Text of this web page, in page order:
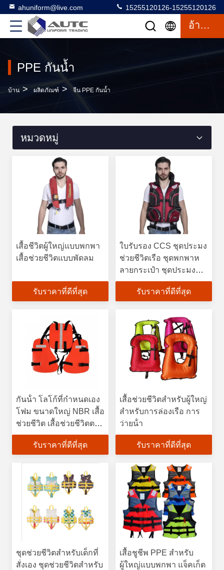
ahuniform@live.com 15255120126-15255120126
อ้างอิง
PPE กันน้ำ
บ้าน > ผลิตภัณฑ์ > จีน PPE กันน้ำ
หมวดหมู่
เสื้อชีวิตผู้ใหญ่แบบพกพา
เสื้อช่วยชีวิตแบบพัดลม
รับราคาที่ดีที่สุด
ใบรับรอง CCS ชุดประมง
ช่วยชีวิตเรือ ชุดพกพาห
ลายกระเป๋า ชุดประมงหิน
ถอดได้
รับราคาที่ดีที่สุด
กันน้ํา โลโก้ที่กําหนดเอง
โฟม ขนาดใหญ่ NBR เสื้อ
ช่วยชีวิต เสื้อช่วยชีวิตตก
ปลาทะเล เสื้อช่วยชีวิต
ผู้ใหญ่ เสื้อช่วยชีวิต
รับราคาที่ดีที่สุด
เสื้อช่วยชีวิตสําหรับผู้ใหญ่
สําหรับการล่องเรือ การ
ว่ายน้ํา
รับราคาที่ดีที่สุด
ชุดช่วยชีวิตสําหรับเด็กที่
สั่งเอง ชุดช่วยชีวิตสําหรับ
เสื้อชูชีพ PPE สำหรับ
ผู้ใหญ่แบบพกพา แจ็คเก็ต